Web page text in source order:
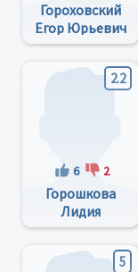
Гороховский
Егор Юрьевич
2.2
6 2
Горошкова
Лидия
Анатольевна
5